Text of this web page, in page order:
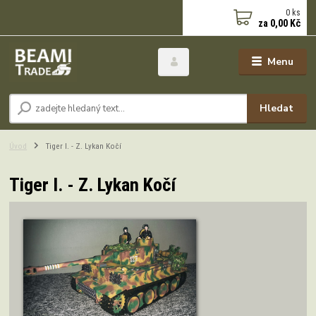
Menu
Hledat
0 ks
za 0,00 Kč
Úvod Tiger I. - Z. Lykan Kočí
Tiger I. - Z. Lykan Kočí